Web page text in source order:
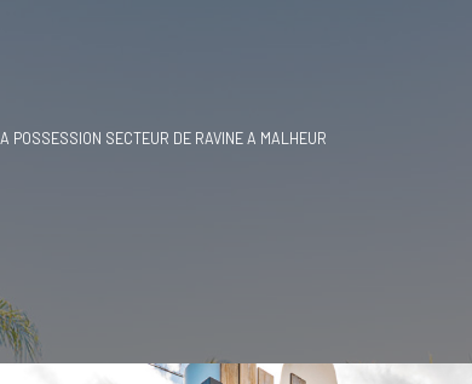
POSSESSION SECTEUR DE RAVINE A MALHEUR